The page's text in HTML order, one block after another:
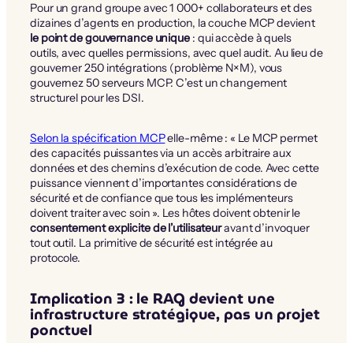
Pour un grand groupe avec 1 000+ collaborateurs et des
dizaines d’agents en production, la couche MCP devient
le point de gouvernance unique : qui accède à quels
outils, avec quelles permissions, avec quel audit. Au lieu de
gouverner 250 intégrations (problème N×M), vous
gouvernez 50 serveurs MCP. C’est un changement
structurel pour les DSI.
Selon la spécification MCPelle-même : « Le MCP permet
des capacités puissantes via un accès arbitraire aux
données et des chemins d’exécution de code. Avec cette
puissance viennent d’importantes considérations de
sécurité et de confiance que tous les implémenteurs
doivent traiter avec soin ». Les hôtes doivent obtenir le
consentement explicite de l’utilisateuravant d’invoquer
tout outil. La primitive de sécurité est intégrée au
protocole.
Implication 3 : le RAG devient une
infrastructure stratégique, pas un projet
ponctuel